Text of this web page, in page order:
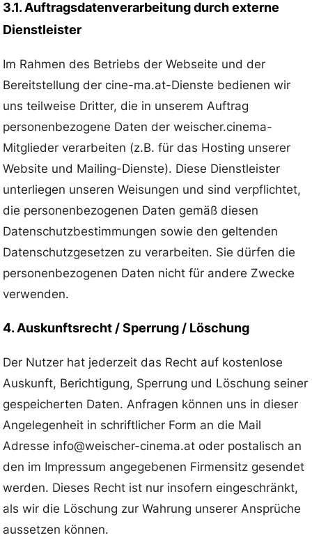
3.1. Auftragsdatenverarbeitung durch externe
Dienstleister
Im Rahmen des Betriebs der Webseite und der
Bereitstellung der cine-ma.at-Dienste bedienen wir
uns teilweise Dritter, die in unserem Auftrag
personenbezogene Daten der weischer.cinema-
Mitglieder verarbeiten (z.B. für das Hosting unserer
Website und Mailing-Dienste). Diese Dienstleister
unterliegen unseren Weisungen und sind verpflichtet,
die personenbezogenen Daten gemäß diesen
Datenschutzbestimmungen sowie den geltenden
Datenschutzgesetzen zu verarbeiten. Sie dürfen die
personenbezogenen Daten nicht für andere Zwecke
verwenden.
4. Auskunftsrecht / Sperrung / Löschung
Der Nutzer hat jederzeit das Recht auf kostenlose
Auskunft, Berichtigung, Sperrung und Löschung seiner
gespeicherten Daten. Anfragen können uns in dieser
Angelegenheit in schriftlicher Form an die Mail
Adresse info@weischer-cinema.at oder postalisch an
den im Impressum angegebenen Firmensitz gesendet
werden. Dieses Recht ist nur insofern eingeschränkt,
als wir die Löschung zur Wahrung unserer Ansprüche
aussetzen können.